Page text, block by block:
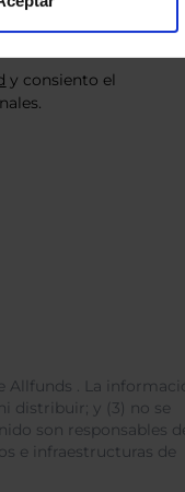
y consiento el
Allfunds . La
distribuir; y (3) no se
son responsables
e infraestructuras de